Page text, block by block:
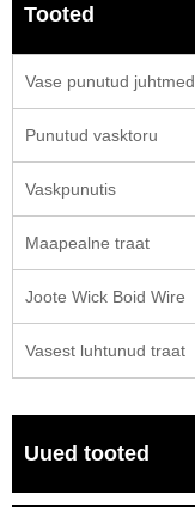
Tooted
Vase punutud juhtmed
Punutud vasktoru
Vaskpunutis
Maapealne traat
Joote Wick Boid Wire
Vasest luhtunud traat
Uued tooted